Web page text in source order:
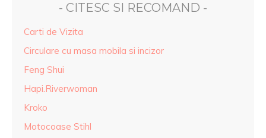
- CITESC SI RECOMAND -
Carti de Vizita
Circulare cu masa mobila si incizor
Feng Shui
Hapi.Riverwoman
Kroko
Motocoase Stihl